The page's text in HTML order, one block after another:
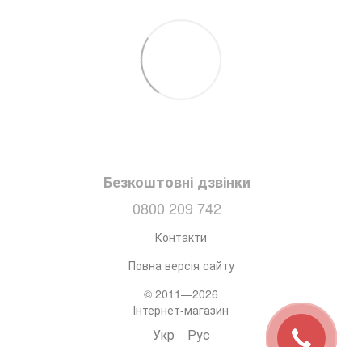
Безкоштовні дзвінки
0800 209 742
Контакти
Повна версія сайту
© 2011—2026
Інтернет-магазин
Укр Рус